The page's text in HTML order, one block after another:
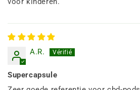
A.R.
Supercapsule